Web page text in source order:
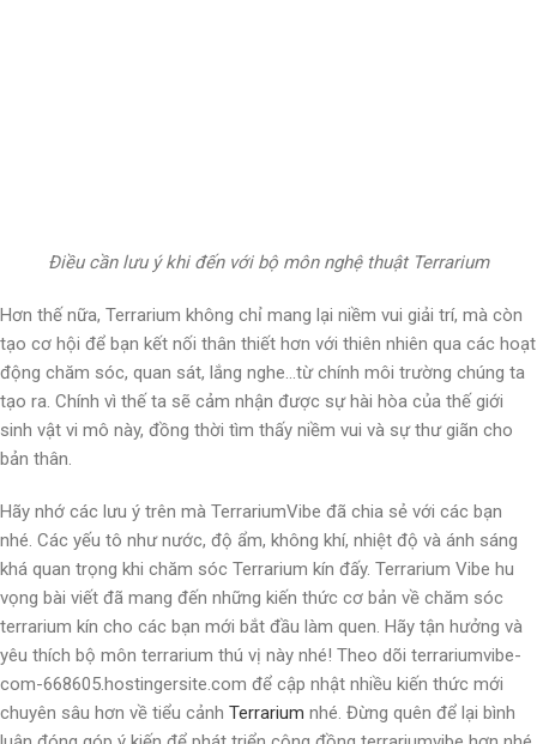
Điều cần lưu ý khi đến với bộ môn nghệ thuật Terrarium
Hơn thế nữa, Terrarium không chỉ mang lại niềm vui giải trí, mà còn
tạo cơ hội để bạn kết nối thân thiết hơn với thiên nhiên qua các hoạt
động chăm sóc, quan sát, lắng nghe…từ chính môi trường chúng ta
tạo ra. Chính vì thế ta sẽ cảm nhận được sự hài hòa của thế giới
sinh vật vi mô này, đồng thời tìm thấy niềm vui và sự thư giãn cho
bản thân.
Hãy nhớ các lưu ý trên mà TerrariumVibe đã chia sẻ với các bạn
nhé. Các yếu tô như nước, độ ẩm, không khí, nhiệt độ và ánh sáng
khá quan trọng khi chăm sóc Terrarium kín đấy. Terrarium Vibe hu
vọng bài viết đã mang đến những kiến thức cơ bản về chăm sóc
terrarium kín cho các bạn mới bắt đầu làm quen. Hãy tận hưởng và
yêu thích bộ môn terrarium thú vị này nhé! Theo dõi terrariumvibe-
com-668605.hostingersite.com để cập nhật nhiều kiến thức mới
chuyên sâu hơn về tiểu cảnh Terrarium nhé. Đừng quên để lại bình